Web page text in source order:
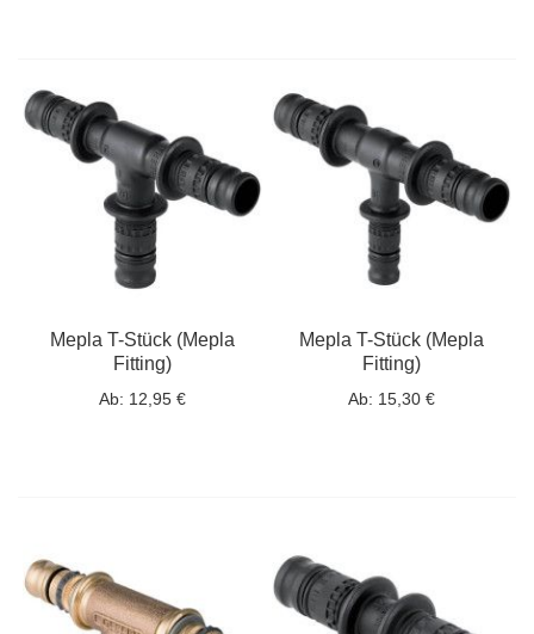
Mepla T-Stück (Mepla
Fitting)
Ab: 12,95 €
Mepla T-Stück (Mepla
Fitting)
Ab: 15,30 €